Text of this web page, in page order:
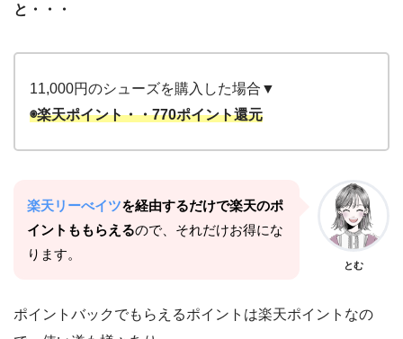
と・・・
11,000円のシューズを購入した場合▼
◉楽天ポイント・・770ポイント還元
楽天リーべイツを経由するだけで楽天のポ
イントももらえるので、それだけお得にな
ります。
とむ
ポイントバックでもらえるポイントは楽天ポイントなの